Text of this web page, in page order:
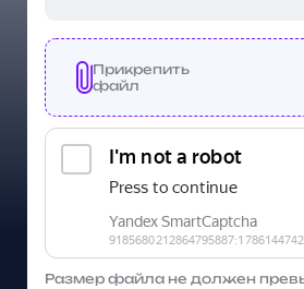
Прикрепить
файл
Размер файла не должен